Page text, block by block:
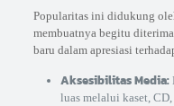
Popularitas ini didukung
membuatnya begitu
baru dalam apresiasi
Aksesibilitas Media:
luas melalui kaset,